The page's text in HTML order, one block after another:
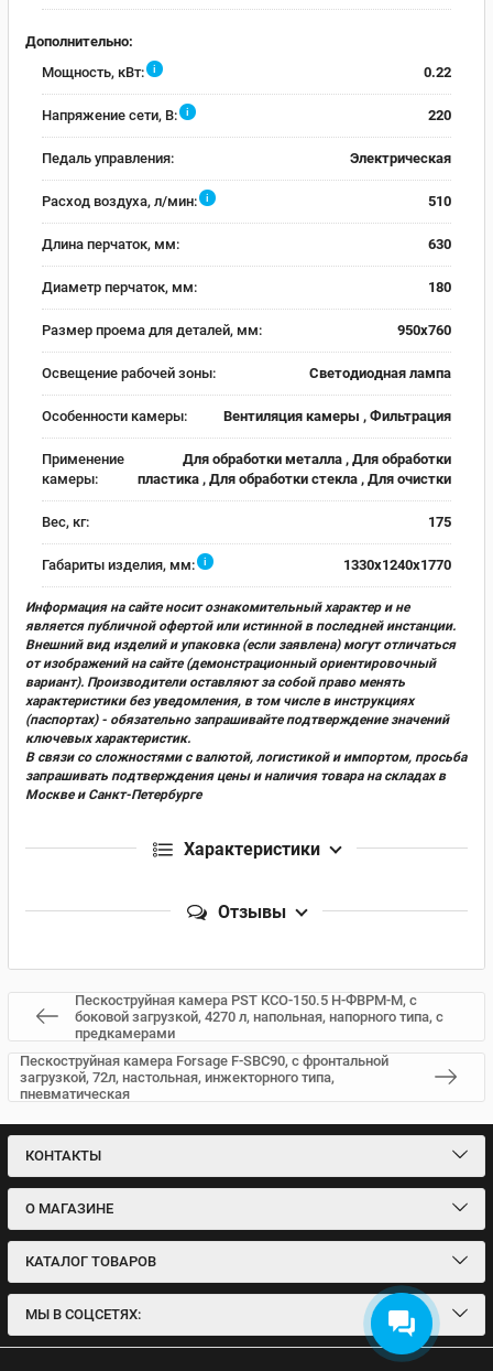
Дополнительно:
Мощность, кВт:
i 0.22
Напряжение сети, В: i 220
Педаль управления: Электрическая
Расход воздуха, л/мин: i 510
Длина перчаток, мм: 630
Диаметр перчаток, мм: 180
Размер проема для деталей, мм: 950x760
Освещение рабочей зоны: Светодиодная лампа
Особенности камеры: Вентиляция камеры , Фильтрация
Применение
камеры:
Для обработки металла , Для обработки
пластика , Для обработки стекла , Для очистки
Вес, кг: 175
Габариты изделия, мм: i 1330x1240x1770
Информация на сайте носит ознакомительный характер и не
является публичной офертой или истинной в последней инстанции.
Внешний вид изделий и упаковка (если заявлена) могут отличаться
от изображений на сайте (демонстрационный ориентировочный
вариант). Производители оставляют за собой право менять
характеристики без уведомления, в том числе в инструкциях
(паспортах) - обязательно запрашивайте подтверждение значений
ключевых характеристик.
В связи со сложностями с валютой, логистикой и импортом, просьба
запрашивать подтверждения цены и наличия товара на складах в
Москве и Санкт-Петербурге
Характеристики
Отзывы
Пескоструйная камера PST КСО-150.5 Н-ФВРМ-М, с
боковой загрузкой, 4270 л, напольная, напорного типа, с
предкамерами
Пескоструйная камера Forsage F-SBC90, с фронтальной
загрузкой, 72л, настольная, инжекторного типа,
пневматическая
КОНТАКТЫ
О МАГАЗИНЕ
КАТАЛОГ ТОВАРОВ
МЫ В СОЦСЕТЯХ: